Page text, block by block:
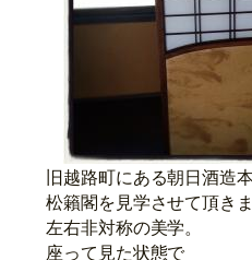
旧越路町にある朝日酒造
松籟閣を見学させて頂きま
左右非対称の美学。
座って見た状態で